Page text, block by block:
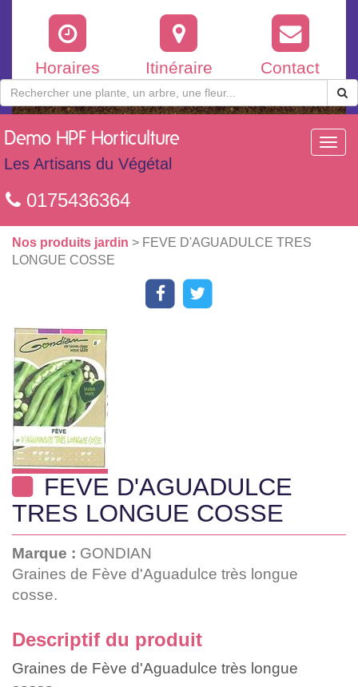
Horaires Itinéraire Contact
Demo HPF Horticulture
Les Artisans du Végétal
0175436364
Nos produits jardin > FEVE D'AGUADULCE TRES
LONGUE COSSE
FEVE D'AGUADULCE
TRES LONGUE COSSE
Marque : GONDIAN
Graines de Fève d'Aguadulce très longue
cosse.
Descriptif du produit
Graines de Fève d'Aguadulce très longue